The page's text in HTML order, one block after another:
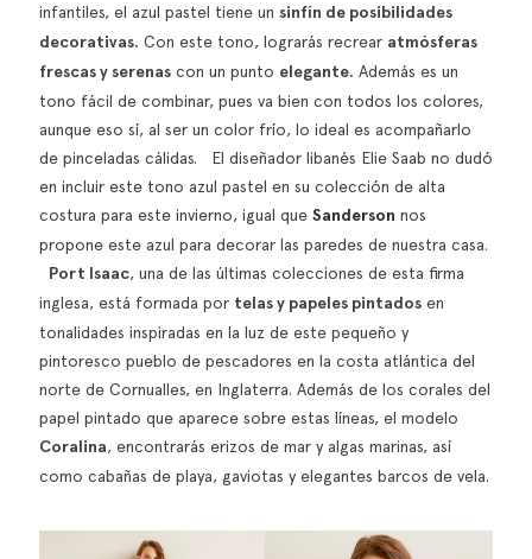
infantiles, el azul pastel tiene un sinfín de posibilidades
decorativas. Con este tono, lograrás recrear atmósferas
frescas y serenas con un punto elegante. Además es un
tono fácil de combinar, pues va bien con todos los colores,
aunque eso sí, al ser un color frío, lo ideal es acompañarlo
de pinceladas cálidas. El diseñador libanés Elie Saab no dudó
en incluir este tono azul pastel en su colección de alta
costura para este invierno, igual que Sanderson nos
propone este azul para decorar las paredes de nuestra casa.
Port Isaac, una de las últimas colecciones de esta firma
inglesa, está formada por telas y papeles pintados en
tonalidades inspiradas en la luz de este pequeño y
pintoresco pueblo de pescadores en la costa atlántica del
norte de Cornualles, en Inglaterra. Además de los corales del
papel pintado que aparece sobre estas líneas, el modelo
Coralina, encontrarás erizos de mar y algas marinas, así
como cabañas de playa, gaviotas y elegantes barcos de vela.